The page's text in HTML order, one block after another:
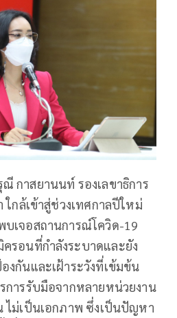
กาสยานนท์ รองเลขาธิการ
ใกล้เข้าสู่ช่วงเทศกาลปีใหม่
เจอสถานการณ์โควิด-19
รอนที่กำลังระบาดและยัง
งกันและเฝ้าระวังที่เข้มข้น
การรับมือจากหลายหน่วยงาน
ไม่เป็นเอกภาพ ซึ่งเป็นปัญหา